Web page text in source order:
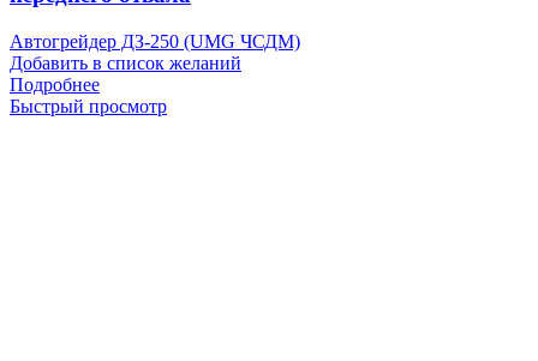
Автогрейдер ДЗ-250 (UMG ЧСДМ)
Добавить в список желаний
Подробнее
Быстрый просмотр